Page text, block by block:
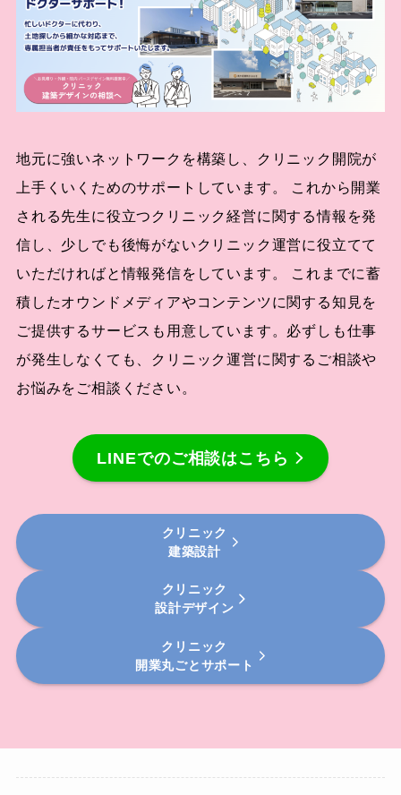
地元に強いネットワークを構築し、クリニック開院が
上手くいくためのサポートしています。 これから開業
される先生に役立つクリニック経営に関する情報を発
信し、少しでも後悔がないクリニック運営に役立てて
いただければと情報発信をしています。 これまでに蓄
積したオウンドメディアやコンテンツに関する知見を
ご提供するサービスも用意しています。必ずしも仕事
が発生しなくても、クリニック運営に関するご相談や
お悩みをご相談ください。
LINEでのご相談はこちら
クリニック
建築設計
クリニック
設計デザイン
クリニック
開業丸ごとサポート